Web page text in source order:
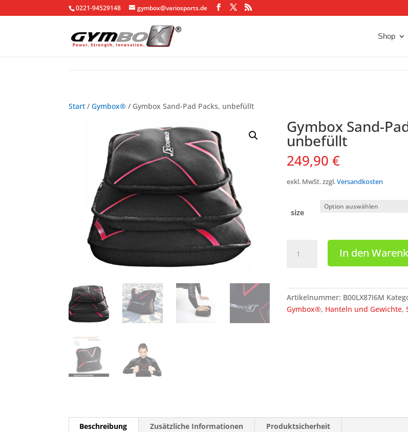
0221-94529148 gymbox@variosports.de
Shop
Start /Gymbox® / Gymbox Sand-Pad Packs, unbefüllt
Gymbox Sand-
unbefüllt
249,90€
exkl. MwSt.zzgl.Versandkosten
size
Sand-
unbefüllt
Menge
In den
Artikelnummer: B00LX87I6M
Gymbox®, Hanteln und Gewichte,
Beschreibung Zusätzliche Informationen Produktsicherheit